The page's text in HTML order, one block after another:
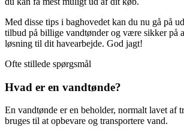
Med disse tips i baghovedet kan du nu gå på
tilbud på billige vandtønder og være sikker på
løsning til dit havearbejde. God jagt!
Ofte stillede spørgsmål
Hvad er en vandtønde?
En vandtønde er en beholder, normalt lavet af
bruges til at opbevare og transportere vand.